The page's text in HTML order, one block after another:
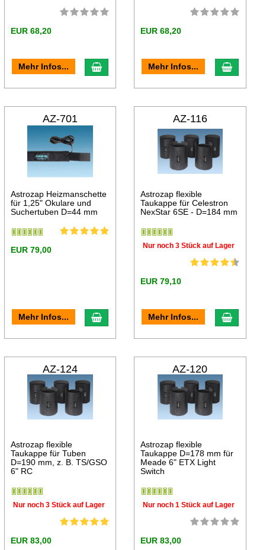
EUR 68,20
Mehr Infos...
EUR 68,20
Mehr Infos...
AZ-701
Astrozap Heizmanschette
für 1,25" Okulare und
Suchertuben D=44 mm
EUR 79,00
Mehr Infos...
AZ-116
Astrozap flexible
Taukappe für Celestron
NexStar 6SE - D=184 mm
Nur noch 3 Stück auf Lager
EUR 79,10
Mehr Infos...
AZ-124
Astrozap flexible
Taukappe für Tuben
D=190 mm, z. B. TS/GSO
6" RC
Nur noch 3 Stück auf Lager
EUR 83,00
AZ-120
Astrozap flexible
Taukappe D=178 mm für
Meade 6" ETX Light
Switch
Nur noch 1 Stück auf Lager
EUR 83,00